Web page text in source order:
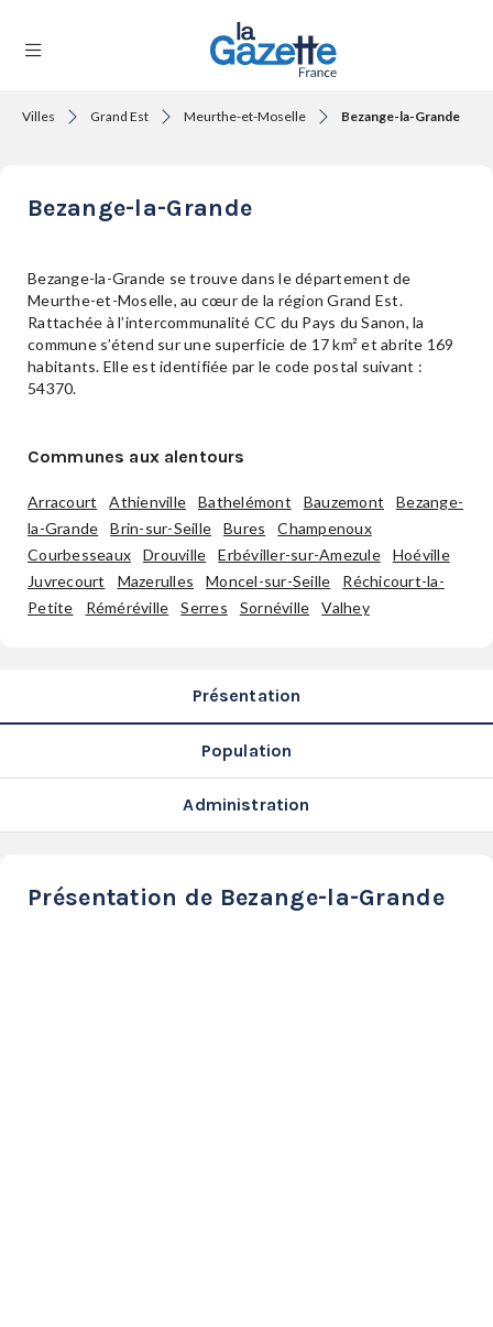
FORMATS
SERVICES
LA
GAZETTE
Villes Grand Est Meurthe-et-Moselle Bezange-la-Grande
Bezange-la-Grande
Bezange-la-Grande se trouve dans le département de
Meurthe-et-Moselle, au cœur de la région Grand Est.
Rattachée à l’intercommunalité CC du Pays du Sanon, la
commune s’étend sur une superficie de 17 km² et abrite 169
habitants. Elle est identifiée par le code postal suivant :
54370.
Communes aux alentours
Arracourt Athienville Bathelémont Bauzemont
Bezange-
la-Grande
Brin-sur-Seille Bures
Champenoux
Courbesseaux
Drouville Erbéviller-sur-Amezule
Hoéville
Juvrecourt
Mazerulles Moncel-sur-Seille
Réchicourt-la-
Petite
Réméréville Serres Sornéville Valhey
Présentation
Population
Administration
Présentation de Bezange-la-Grande